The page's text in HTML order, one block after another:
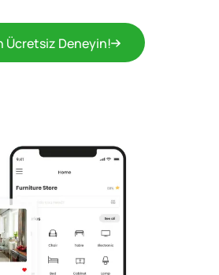
Ücretsiz Deneyin!